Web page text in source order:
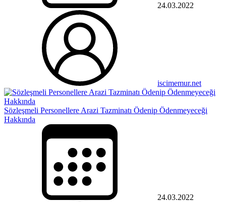
24.03.2022
iscimemur.net
Sözleşmeli Personellere Arazi Tazminatı Ödenip Ödenmeyeceği
Hakkında
24.03.2022